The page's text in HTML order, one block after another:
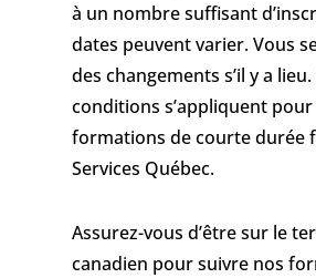
à un nombre suffisant
dates peuvent varier. Vous
des changements s’il y a
conditions s’appliquent pour
formations de courte durée
Services Québec.
Assurez-vous d’être sur le
canadien pour suivre nos